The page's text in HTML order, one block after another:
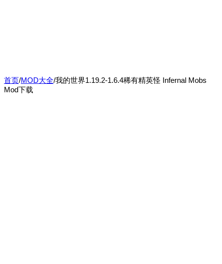
首页/MOD大全/我的世界1.19.2-1.6.4稀有精英怪 Infernal Mobs
Mod下载